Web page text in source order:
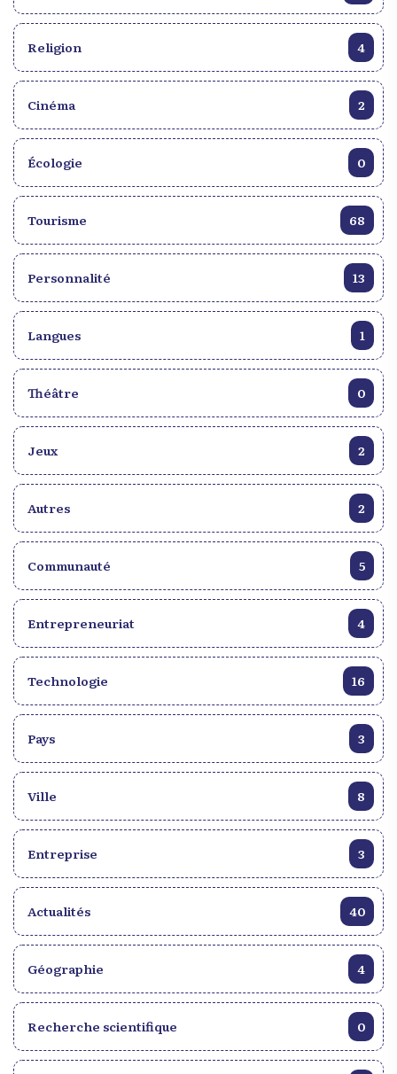
remporter cette coupe(se terminant à la sixième
place du classement général), le champion haïtien
du slam a eu le temps d’inspirer tout un pays durant
son grand parcours dans cette compétition. Ce
Religion 4
Cinéma 2
Écologie 0
Tourisme 68
Personnalité 13
Langues 1
Théâtre 0
Jeux 2
Autres 2
Communauté 5
Entrepreneuriat 4
Technologie 16
Pays 3
Ville 8
Entreprise 3
Actualités 40
Géographie 4
Recherche scientifique 0